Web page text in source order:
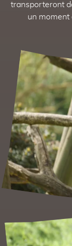
transporteront
un moment